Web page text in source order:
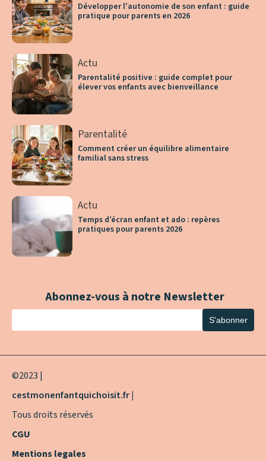
Développer l'autonomie de son enfant : guide
pratique pour parents en 2026
Actu
Parentalité positive : guide complet pour
élever vos enfants avec bienveillance
Parentalité
Comment créer un équilibre alimentaire
familial sans stress
Actu
Temps d’écran enfant et ado : repères
pratiques pour parents 2026
Abonnez-vous à notre Newsletter
©2023 |
cestmonenfantquichoisit.fr |
Tous droits réservés
CGU
Mentions legales